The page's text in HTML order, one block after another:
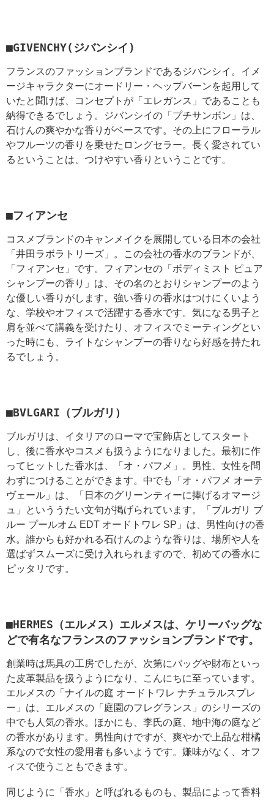
■GIVENCHY(ジバンシイ)
フランスのファッションブランドであるジバンシイ。イメ
ージキャラクターにオードリー・ヘップバーンを起用して
いたと聞けば、コンセプトが「エレガンス」であることも
納得できるでしょう。ジバンシイの「プチサンボン」は、
石けんの爽やかな香りがベースです。その上にフローラル
やフルーツの香りを乗せたロングセラー。長く愛されてい
るということは、つけやすい香りということです。
■フィアンセ
コスメブランドのキャンメイクを展開している日本の会社
「井田ラボラトリーズ」。この会社の香水のブランドが、
「フィアンセ」です。フィアンセの「ボディミスト ピュア
シャンプーの香り」は、その名のとおりシャンプーのよう
な優しい香りがします。強い香りの香水はつけにくいよう
な、学校やオフィスで活躍する香水です。気になる男子と
肩を並べて講義を受けたり、オフィスでミーティングとい
った時にも、ライトなシャンプーの香りなら好感を持たれ
るでしょう。
■BVLGARI（ブルガリ）
ブルガリは、イタリアのローマで宝飾店としてスタート
し、後に香水やコスメも扱うようになりました。最初に作
ってヒットした香水は、「オ・パフメ」。男性、女性を問
わずにつけることができます。中でも「オ・パフメ オーテ
ヴェール」は、「日本のグリーンティーに捧げるオマージ
ュ」といううたい文句が掲げられています。「ブルガリ ブ
ルー プールオム EDT オードトワレ SP」は、男性向けの香
水。誰からも好かれる石けんのような香りは、場所や人を
選ばずスムーズに受け入れられますので、初めての香水に
ピッタリです。
■HERMES（エルメス）エルメスは、ケリーバッグな
どで有名なフランスのファッションブランドです。
創業時は馬具の工房でしたが、次第にバッグや財布といっ
た皮革製品を扱うようになり、こんにちに至っています。
エルメスの「ナイルの庭 オードトワレ ナチュラルスプレ
ー」は、エルメスの「庭園のフレグランス」のシリーズの
中でも人気の香水。ほかにも、李氏の庭、地中海の庭など
の香水があります。男性向けですが、爽やかで上品な柑橘
系なので女性の愛用者も多いようです。嫌味がなく、オフ
ィスで使うこともできます。
同じように「香水」と呼ばれるものも、製品によって香料